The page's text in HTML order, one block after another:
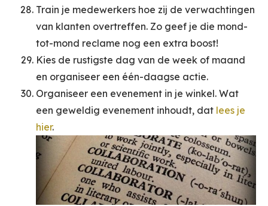
Train je medewerkers hoe zij de verwachtingen
van klanten overtreffen. Zo geef je die mond-
tot-mond reclame nog een extra boost!
Kies de rustigste dag van de week of maand
en organiseer een één-daagse actie.
Organiseer een evenement in je winkel. Wat
een geweldig evenement inhoudt, dat lees je
hier.